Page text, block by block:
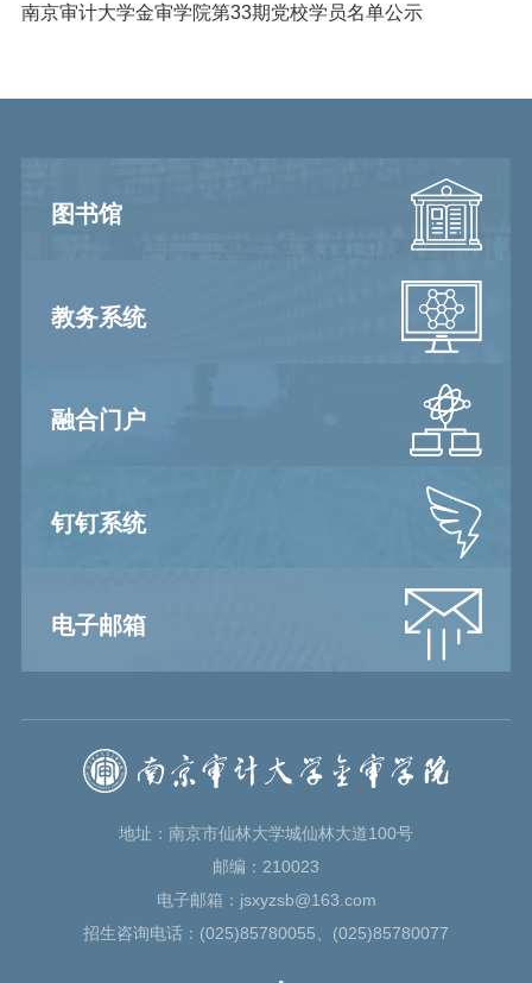
南京审计大学金审学院第33期党校学员名单公示
图书馆
教务系统
融合门户
钉钉系统
电子邮箱
地址：南京市仙林大学城仙林大道100号
邮编：210023
电子邮箱：jsxyzsb@163.com
招生咨询电话：(025)85780055、(025)85780077